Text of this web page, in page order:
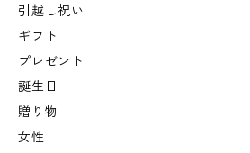
引越し祝い
ギフト
プレゼント
誕生日
贈り物
女性